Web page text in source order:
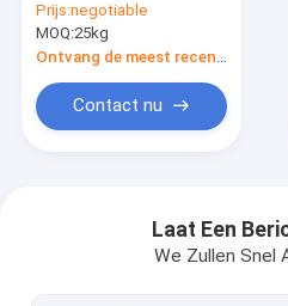
Geconcentreerde
Poeder van de
Fruitgroente/het
Zuivere aroma/In
water
oplosbaar/Etiket
Prijs:negotiable
MOQ:25kg
Contact nu
Laat Een
We Zullen Snel